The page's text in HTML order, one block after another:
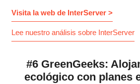
Visita la web de InterServer >
Lee nuestro análisis sobre InterServer
#6 GreenGeeks:
ecológico con planes